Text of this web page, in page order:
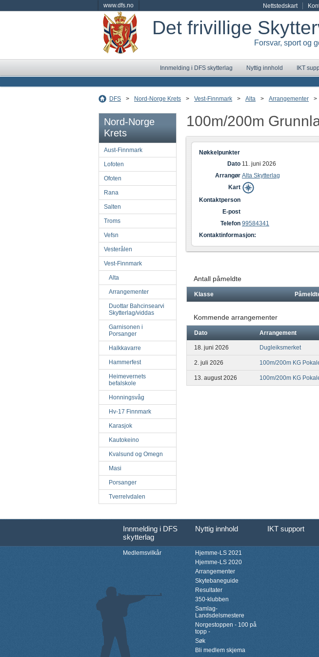
www.dfs.no Nettstedskart
Det frivillige
Forsvar, sport og
Innmelding i DFS skytterlag Nyttig innhold IKT
DFS > Nord-Norge Krets > Vest-Finnmark > Alta > Arrangementer >
Nord-Norge
Krets
Aust-Finnmark
Lofoten
Ofoten
Rana
Salten
Troms
Vefsn
Vesterålen
Vest-Finnmark
Alta
Arrangementer
Duottar Bahcinsearvi
Skytterlag/viddas
Garnisonen i
Porsanger
Halkkavarre
Hammerfest
Heimevernets
befalskole
Honningsvåg
Hv-17 Finnmark
Karasjok
Kautokeino
Kvalsund og Omegn
Masi
Porsanger
Tverrelvdalen
100m/200m
Nøkkelpunkter
Dato 11. juni 2026
Arrangør Alta Skytterlag
Kart
Kontaktperson
E-post
Telefon 99584341
Kontaktinformasjon:
Antall påmeldte
Klasse
Kommende arrangementer
Dato Arrangement
18. juni 2026 Dugleiksmerket
2. juli 2026 100m/200m KG
13. august 2026 100m/200m KG
Innmelding i DFS
skytterlag
Nyttig innhold IKT support
Medlemsvilkår
Hjemme-LS 2021
Hjemme-LS 2020
Arrangementer
Skytebaneguide
Resultater
350-klubben
Samlag-
Landsdelsmestere
Norgestoppen - 100 på
topp -
Søk
Bli medlem skjema